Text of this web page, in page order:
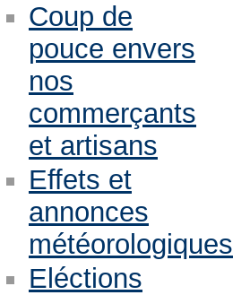
Coup de
pouce envers
nos
commerçants
et artisans
Effets et
annonces
météorologiques
Eléctions